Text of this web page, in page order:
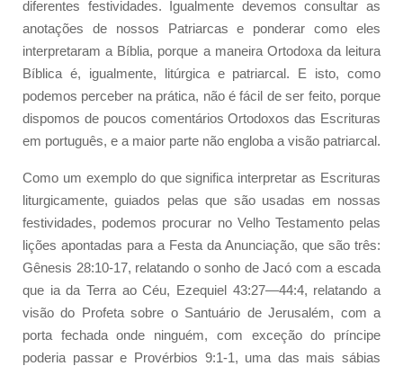
diferentes festividades. Igualmente devemos consultar as
anotações de nossos Patriarcas e ponderar como eles
interpretaram a Bíblia, porque a maneira Ortodoxa da leitura
Bíblica é, igualmente, litúrgica e patriarcal. E isto, como
podemos perceber na prática, não é fácil de ser feito, porque
dispomos de poucos comentários Ortodoxos das Escrituras
em português, e a maior parte não engloba a visão patriarcal.
Como um exemplo do que significa interpretar as Escrituras
liturgicamente, guiados pelas que são usadas em nossas
festividades, podemos procurar no Velho Testamento pelas
lições apontadas para a Festa da Anunciação, que são três:
Gênesis 28:10-17, relatando o sonho de Jacó com a escada
que ia da Terra ao Céu, Ezequiel 43:27—44:4, relatando a
visão do Profeta sobre o Santuário de Jerusalém, com a
porta fechada onde ninguém, com exceção do príncipe
poderia passar e Provérbios 9:1-1, uma das mais sábias